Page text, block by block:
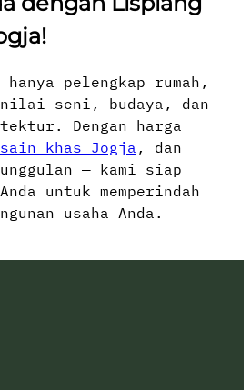
pelengkap rumah,
seni, budaya, dan
Dengan harga
khas Jogja , dan
— kami siap
untuk memperindah
usaha Anda.